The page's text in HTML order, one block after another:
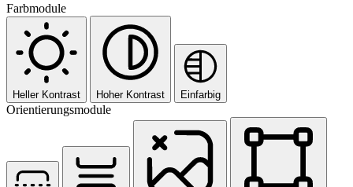
Farbmodule
Heller Kontrast Hoher Kontrast Einfarbig
Orientierungsmodule